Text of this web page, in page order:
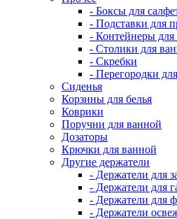
- Боксы для
- Подставки для
- Контейнеры
- Столики для
- Скребки
- Перегородки
Сиденья
Корзины для белья
Коврики
Поручни для ванной
Дозаторы
Крючки для ванной
Другие держатели
- Держатели для
- Держатели для
- Держатели для
- Держатели